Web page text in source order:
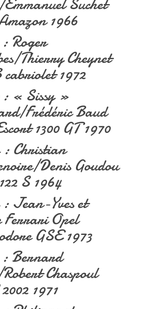
Suchet
1966
: Roger
Thierry Cheynet
1972
: « Sissy »
Frédéric Baud
1300 GT 1970
: Christian
Denis Goudou
S 1964
: Jean-Yves et
Ferrari Opel
GSE 1973
: Bernard
Chaspoul
1971